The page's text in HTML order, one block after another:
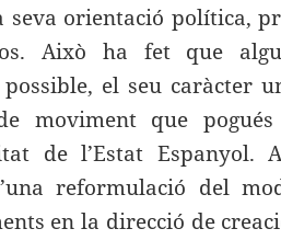
seva orientació política,
Això ha fet que
el seu caràcter
moviment que
de l’Estat Espanyol.
reformulació del
en la direcció de